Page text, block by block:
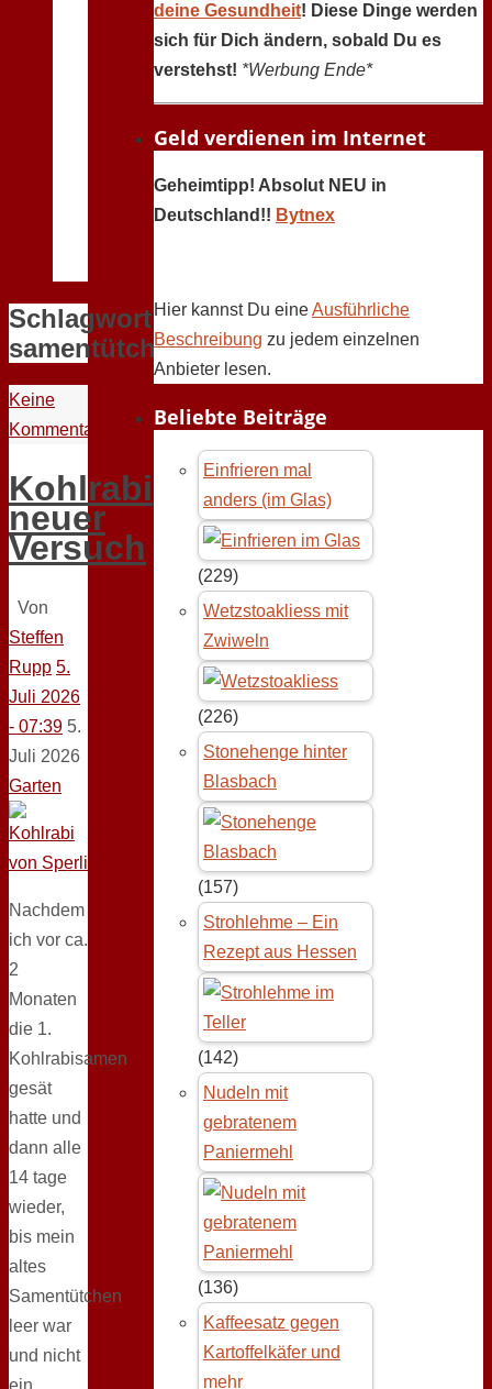
Schlagwort:
samentütchen
Keine
Kommentare
Kohlrabi
neuer
Versuch
Von
Steffen
Rupp 5.
Juli 2026
- 07:39 5.
Juli 2026
Garten
Nachdem
ich vor ca.
2
Monaten
die 1.
Kohlrabisamen
gesät
hatte und
dann alle
14 tage
wieder,
bis mein
altes
Samentütchen
leer war
und nicht
ein
deine Gesundheit! Diese Dinge werden
sich für Dich ändern, sobald Du es
verstehst! *Werbung Ende*
Geld verdienen im Internet
Geheimtipp! Absolut NEU in
Deutschland!! Bytnex
Hier kannst Du eineAusführliche
Beschreibung zu jedem einzelnen
Anbieter lesen.
Beliebte Beiträge
Einfrieren mal
anders (im Glas)
(229)
Wetzstoakliess mit
Zwiweln
(226)
Stonehenge hinter
Blasbach
(157)
Strohlehme – Ein
Rezept aus Hessen
(142)
Nudeln mit
gebratenem
Paniermehl
(136)
Kaffeesatz gegen
Kartoffelkäfer und
mehr